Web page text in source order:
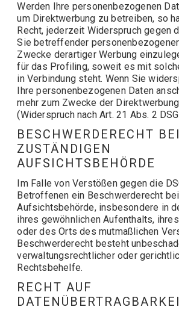
Werden Ihre personenbezogenen
um Direktwerbung zu betreiben, so
Recht, jederzeit Widerspruch gegen
Sie betreffender
Zwecke derartiger Werbung
für das Profiling, soweit es mit
in Verbindung steht. Wenn Sie
Ihre personenbezogenen Daten
mehr zum Zwecke der
(Widerspruch nach Art. 21 Abs. 2
BESCHWERDERECHT
ZUSTÄNDIGEN
AUFSICHTSBEHÖRDE
Im Falle von Verstößen gegen die
Betroffenen ein Beschwerderecht
Aufsichtsbehörde, insbesondere in
ihres gewöhnlichen Aufenthalts,
oder des Orts des mutmaßlichen
Beschwerderecht besteht
verwaltungsrechtlicher oder
Rechtsbehelfe.
RECHT AUF